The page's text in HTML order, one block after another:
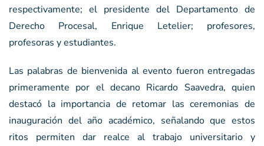
respectivamente; el presidente del Departamento de
Derecho Procesal, Enrique Letelier; profesores,
profesoras y estudiantes.
Las palabras de bienvenida al evento fueron entregadas
primeramente por el decano Ricardo Saavedra, quien
destacó la importancia de retomar las ceremonias de
inauguración del año académico, señalando que estos
ritos permiten dar realce al trabajo universitario y